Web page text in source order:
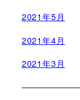
2021年5月
2021年4月
2021年3月